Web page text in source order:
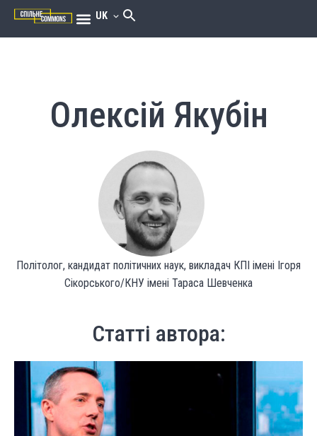
UK
Олексій Якубін
Політолог, кандидат політичних наук, викладач КПІ імені Ігоря
Сікорського/КНУ імені Тараса Шевченка
Статті автора: